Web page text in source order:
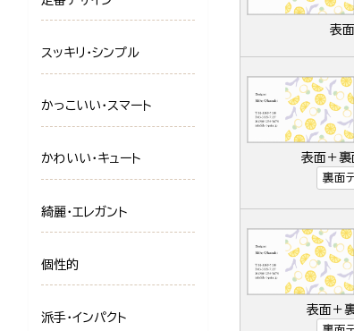
表
表面＋裏
裏面
表面＋
スッキリ・シンプル
かっこいい・スマート
かわいい・キュート
綺麗・エレガント
個性的
派手・インパクト